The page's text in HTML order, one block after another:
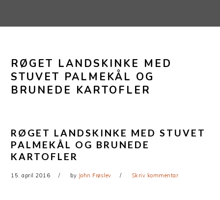
navigation
RØGET LANDSKINKE MED
STUVET PALMEKÅL OG
BRUNEDE KARTOFLER
RØGET LANDSKINKE MED STUVET
PALMEKÅL OG BRUNEDE
KARTOFLER
15. april 2016 by John Frøslev Skriv kommentar